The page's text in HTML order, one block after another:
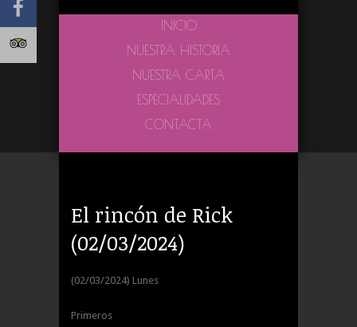
INICIO
NUESTRA HISTORIA
NUESTRA CARTA
ESPECIALIDADES
CONTACTA
El rincón de Rick
(02/03/2024)
(02/03/2024) Lunes
Primeros